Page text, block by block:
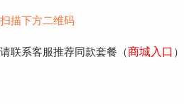
描下方二维码
联系客服推荐同款套餐（商城入口）